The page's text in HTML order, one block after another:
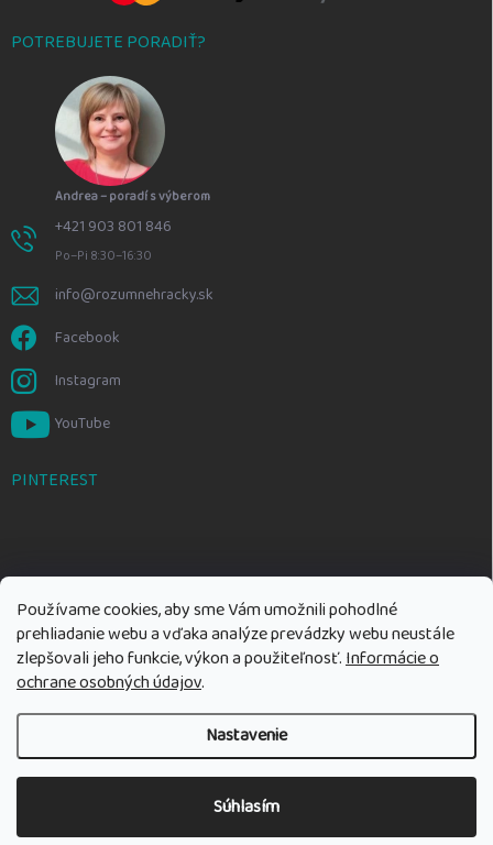
Používame cookies, aby sme Vám umožnili pohodlné
prehliadanie webu a vďaka analýze prevádzky webu neustále
zlepšovali jeho funkcie, výkon a použiteľnosť.Informácie o
ochrane osobných údajov.
Nastavenie
Súhlasím
POTREBUJETE PORADIŤ?
Andrea – poradí s výberom
+421 903 801 846
Po–Pi 8:30–16:30
info@rozumnehracky.sk
Facebook
Instagram
YouTube
PINTEREST
Copyright 2026Rozumné hračky. Všetky práva vyhradené.Upraviť
nastavenie cookies